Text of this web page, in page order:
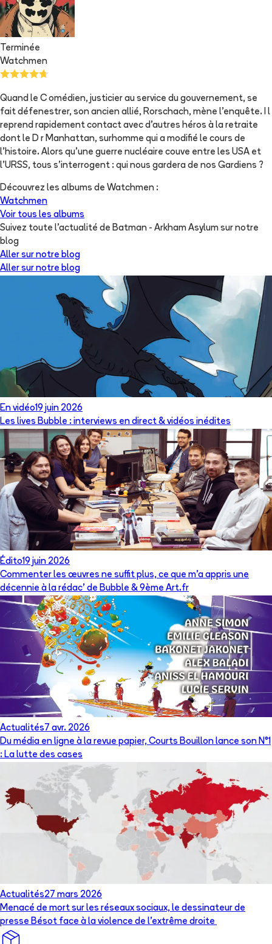
Terminée
Watchmen
Quand le C omédien, justicier au service du gouvernement, se
fait défenestrer, son ancien allié, Rorschach, mène l'enquête. I l
reprend rapidement contact avec d'autres héros à la retraite
dont le D r Manhattan, surhomme qui a modifié le cours de
l'histoire. Alors qu'une guerre nucléaire couve entre les USA et
l'URSS, tous s'interrogent : qui nous gardera de nos Gardiens ?
Découvrez les albums de Watchmen :
Watchmen
Voir tous les albums
Suivez toute l'actualité de Batman - Arkham Asylum sur notre
blog
Aller sur notre blog
Aller sur notre blog
En vidéo19 juin 2026
Les lives Bubble : interviews en direct & vidéos inédites
Édito19 juin 2026
Commenter les œuvres ne suffit plus, ce que m’a appris une
décennie à la rédac’ de Bubble & 9ème Art.fr
Actualités 7 avr. 2026
Du média en ligne à la revue papier, Courts Bouillon lance son N°1
: La lutte des cases
Actualités27 mars 2026
Menacé de mort sur les réseaux sociaux, le dessinateur de
presse Bésot face à la violence de l’extrême droite